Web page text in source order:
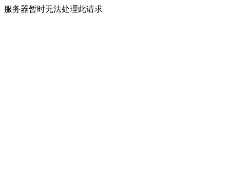
服务器暂时无法处理此请求